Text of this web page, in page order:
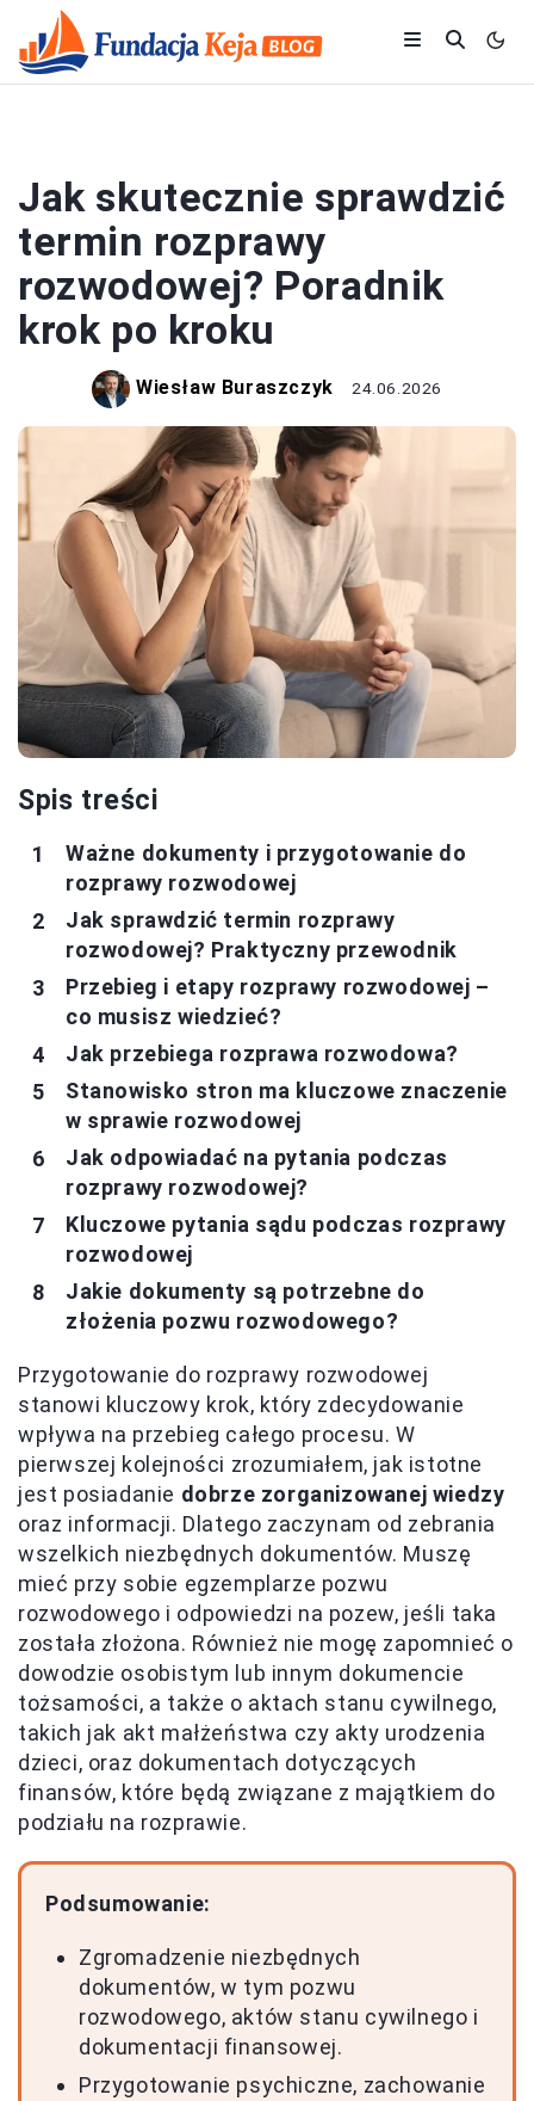
Jak skutecznie sprawdzić
termin rozprawy
rozwodowej? Poradnik
krok po kroku
Wiesław Buraszczyk 24.06.2026
Spis treści
Ważne dokumenty i przygotowanie do
rozprawy rozwodowej
Jak sprawdzić termin rozprawy
rozwodowej? Praktyczny przewodnik
Przebieg i etapy rozprawy rozwodowej –
co musisz wiedzieć?
Jak przebiega rozprawa rozwodowa?
Stanowisko stron ma kluczowe znaczenie
w sprawie rozwodowej
Jak odpowiadać na pytania podczas
rozprawy rozwodowej?
Kluczowe pytania sądu podczas rozprawy
rozwodowej
Jakie dokumenty są potrzebne do
złożenia pozwu rozwodowego?
Przygotowanie do rozprawy rozwodowej
stanowi kluczowy krok, który zdecydowanie
wpływa na przebieg całego procesu. W
pierwszej kolejności zrozumiałem, jak istotne
jest posiadanie dobrze zorganizowanej wiedzy
oraz informacji. Dlatego zaczynam od zebrania
wszelkich niezbędnych dokumentów. Muszę
mieć przy sobie egzemplarze pozwu
rozwodowego i odpowiedzi na pozew, jeśli taka
została złożona. Również nie mogę zapomnieć o
dowodzie osobistym lub innym dokumencie
tożsamości, a także o aktach stanu cywilnego,
takich jak akt małżeństwa czy akty urodzenia
dzieci, oraz dokumentach dotyczących
finansów, które będą związane z majątkiem do
podziału na rozprawie.
Podsumowanie:
Zgromadzenie niezbędnych
dokumentów, w tym pozwu
rozwodowego, aktów stanu cywilnego i
dokumentacji finansowej.
Przygotowanie psychiczne, zachowanie